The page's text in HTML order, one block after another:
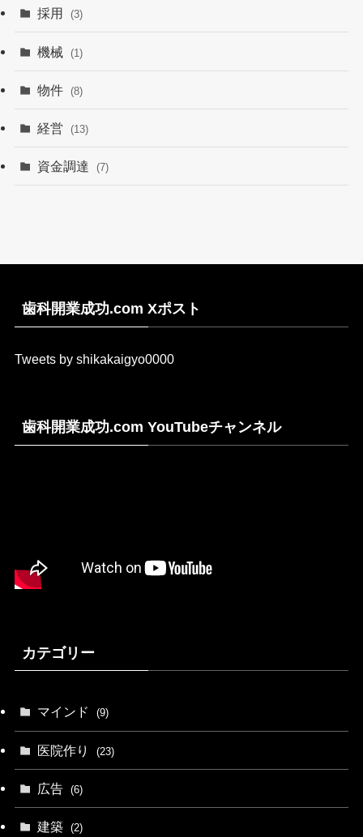
採用 (3)
機械 (1)
物件 (8)
経営 (13)
資金調達 (7)
歯科開業成功.com Xポスト
Tweets by shikakaigyo0000
歯科開業成功.com YouTubeチャンネル
カテゴリー
マインド (9)
医院作り (23)
広告 (6)
建築 (2)